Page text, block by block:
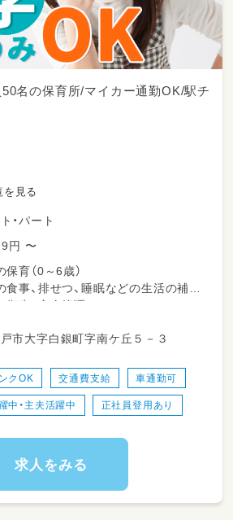
名の保育所/マイカー通勤OK/駅チ
を見る
・パート
円 〜
保育（0～6歳）
食事、排せつ、睡眠などの生活の補助
衛生、安全管理
保育に必要な事項
市大字白銀町字南ケ丘５－３
クOK 交通費支給 車通勤可
中・主夫活躍中 正社員登用あり
求人をみる